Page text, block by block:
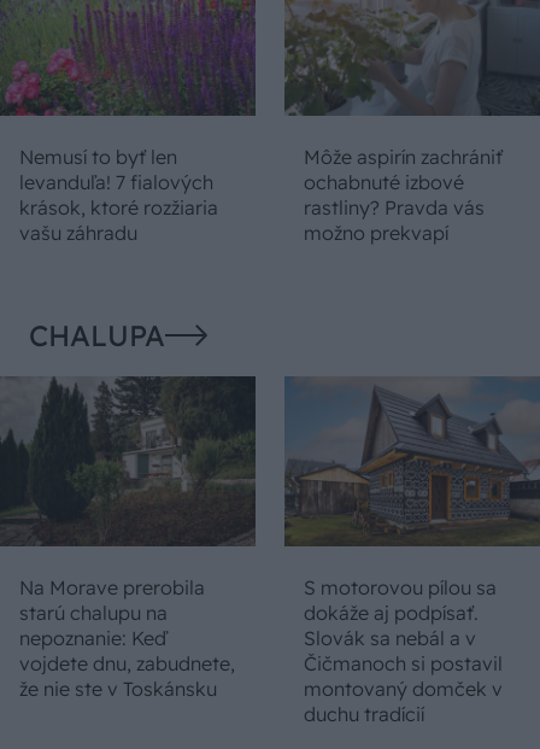
Nemusí to byť len
levanduľa! 7 fialových
krások, ktoré rozžiaria
vašu záhradu
Môže aspirín zachrániť
ochabnuté izbové
rastliny? Pravda vás
možno prekvapí
CHALUPA
Na Morave prerobila
starú chalupu na
nepoznanie: Keď
vojdete dnu, zabudnete,
že nie ste v Toskánsku
S motorovou pílou sa
dokáže aj podpísať.
Slovák sa nebál a v
Čičmanoch si postavil
montovaný domček v
duchu tradícií